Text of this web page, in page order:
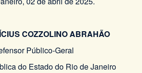
COZZOLINO ABRAHÃO
Público-Geral
do Estado do Rio de Janeiro